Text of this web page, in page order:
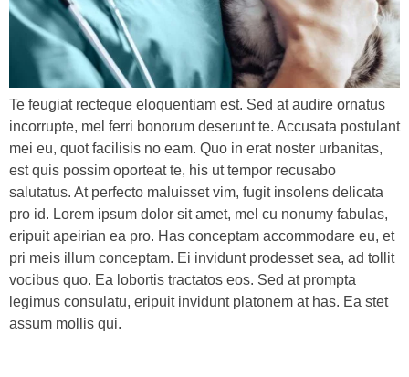
Te feugiat recteque eloquentiam est. Sed at audire ornatus
incorrupte, mel ferri bonorum deserunt te. Accusata postulant
mei eu, quot facilisis no eam. Quo in erat noster urbanitas,
est quis possim oporteat te, his ut tempor recusabo
salutatus. At perfecto maluisset vim, fugit insolens delicata
pro id. Lorem ipsum dolor sit amet, mel cu nonumy fabulas,
eripuit apeirian ea pro. Has conceptam accommodare eu, et
pri meis illum conceptam. Ei invidunt prodesset sea, ad tollit
vocibus quo. Ea lobortis tractatos eos. Sed at prompta
legimus consulatu, eripuit invidunt platonem at has. Ea stet
assum mollis qui.